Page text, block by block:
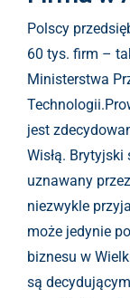
Polscy
60 tys. firm –
Ministerstwa
jest
Wisłą.
uznawany
niezwykle
może jedynie
biznesu w
są